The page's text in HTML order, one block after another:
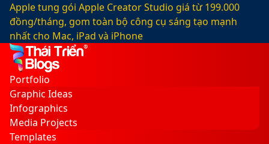
Apple tung gói Apple Creator Studio giá từ 199.000
đồng/tháng, gom toàn bộ công cụ sáng tạo mạnh
nhất cho Mac, iPad và iPhone
Facebook
X
LinkedIn
YouTube
Google
Play
Sidebar
Switch
skin
Portfolio
Graphic Ideas
Infographics
Media Projects
Templates